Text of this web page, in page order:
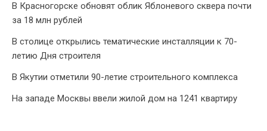
В Красногорске обновят облик Яблоневого сквера почти
за 18 млн рублей
В столице открылись тематические инсталляции к 70-
летию Дня строителя
В Якутии отметили 90-летие строительного комплекса
На западе Москвы ввели жилой дом на 1241 квартиру